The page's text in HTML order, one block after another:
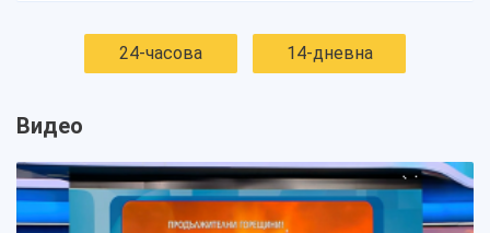
24-часова 14-дневна
Видео